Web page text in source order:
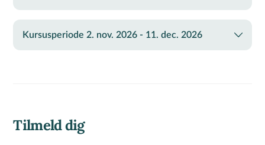
Kursusperiode 2. nov. 2026 - 11. dec. 2026
Tilmeld dig